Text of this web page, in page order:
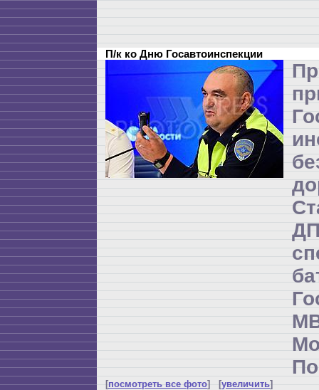
П/к ко Дню Госавтоинспекции
[посмотреть все фото] [увеличить]